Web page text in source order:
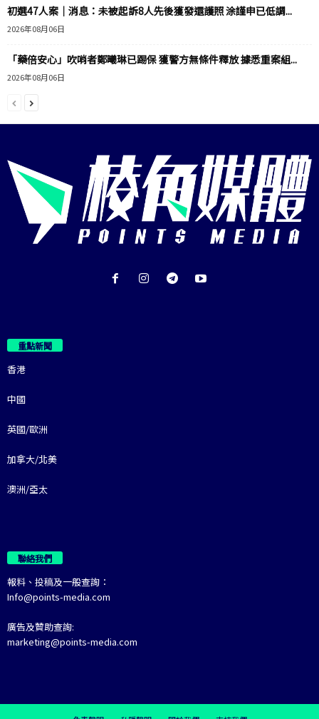
初選47人案｜消息：未被起訴8人先後獲發還護照 涂謹申已低調...
2026年08月06日
「藥倍安心」吹哨者鄭曦琳已踢保 獲警方無條件釋放 據悉重案組...
2026年08月06日
重點新聞
香港
中國
英國/歐洲
加拿大/北美
澳洲/亞太
聯絡我們
報料、投稿及一般查詢：
Info@points-media.com
廣告及贊助查詢:
marketing@points-media.com